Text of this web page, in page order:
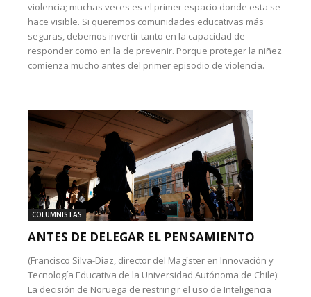
violencia; muchas veces es el primer espacio donde esta se
hace visible. Si queremos comunidades educativas más
seguras, debemos invertir tanto en la capacidad de
responder como en la de prevenir. Porque proteger la niñez
comienza mucho antes del primer episodio de violencia.
COLUMNISTAS
ANTES DE DELEGAR EL PENSAMIENTO
(Francisco Silva-Díaz, director del Magíster en Innovación y
Tecnología Educativa de la Universidad Autónoma de Chile):
La decisión de Noruega de restringir el uso de Inteligencia